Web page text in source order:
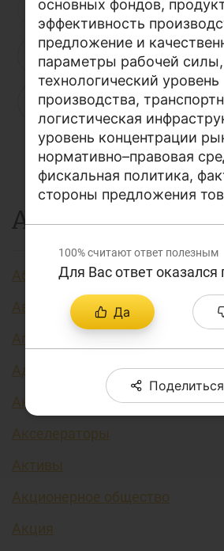
Фотогалерея
О проекте
Поиск по сайту
Карта сайта
Ж З И Й
Н О П Р
Ф Х Ц Ч
Ю Я
А
Аббревиатура финансовых
Авторизация
Агент финансовый
Административно
Аккредитив
Акселераторы
Активы
Акционерное общество
Акция
основных фондов,
эффективность
предложение и
параметры рабочей силы,
технологический уровень
производства,
логистическая
уровень концентрации
нормативно–правовая
фискальная политика,
стороны предложения
100%считают ответ полезным
Для Вас ответ
Да
Поделиться